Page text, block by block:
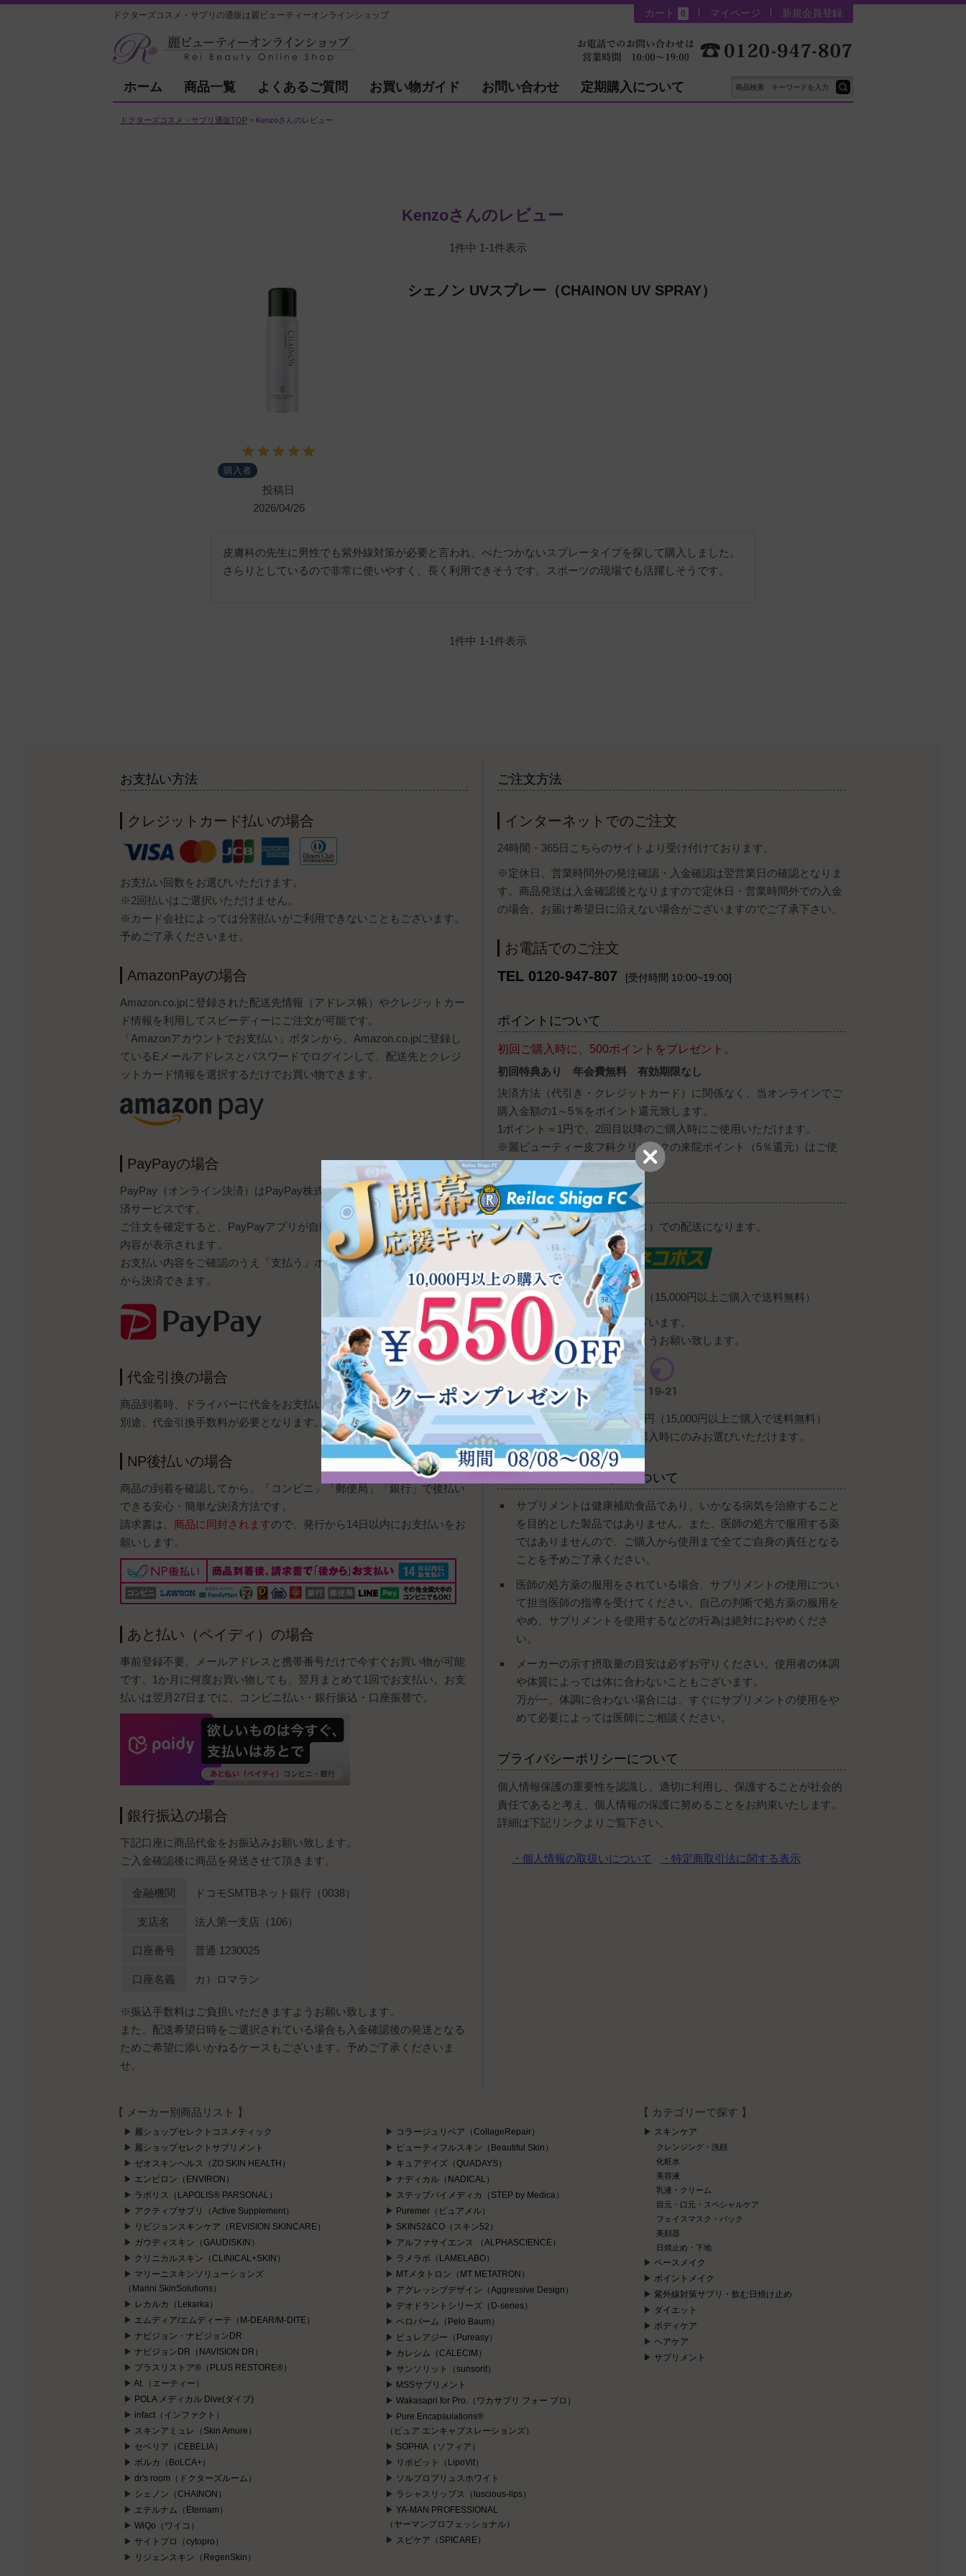
ドクターズコスメ・サプリの通販は麗ビューティーオンラインショップ カート 0 マイページ 新規会員登録
ホーム 商品一覧 よくあるご質問 お買い物ガイド お問い合わせ 定期購入について
ドクターズコスメ・サプリ通販TOP Kenzoさんのレビュー
Kenzoさんのレビュー
1件中 1-1件表示
シェノン UVスプレー（CHAINON UV SPRAY）
購入者
投稿日
2026/04/26
皮膚科の先生に男性でも紫外線対策が必要と言われ、べたつかないスプレータイプを探して購入しました。
さらりとしているので非常に使いやすく、長く利用できそうです。スポーツの現場でも活躍しそうです。
1件中 1-1件表示
お支払い方法
クレジットカード払いの場合
お支払い回数をお選びいただけます。
※2回払いはご選択いただけません。
※カード会社によっては分割払いがご利用できないこともございます。
予めご了承くださいませ。
AmazonPayの場合
Amazon.co.jpに登録された配送先情報（アドレス帳）やクレジットカー
ド情報を利用してスピーディーにご注文が可能です。
「Amazonアカウントでお支払い」ボタンから、Amazon.co.jpに登録し
ているEメールアドレスとパスワードでログインして、配送先とクレジ
ットカード情報を選択するだけでお買い物できます。
PayPayの場合
PayPay（オンライン決済）はPayPay株式会社が提供するオンライン決
済サービスです。
ご注文を確定すると、PayPayアプリが自動的に立ち上がり、お支払い
内容が表示されます。
お支払い内容をご確認のうえ「支払う」ボタンを押すと、PayPay残高
から決済できます。
代金引換の場合
商品到着時、ドライバーに代金をお支払い下さい。
別途、代金引換手数料が必要となります。
NP後払いの場合
商品の到着を確認してから、「コンビニ」「郵便局」「銀行」で後払い
できる安心・簡単な決済方法です。
請求書は、 商品に同封されますので、発行から14日以内にお支払いをお
願いします。
あと払い（ペイディ）の場合
事前登録不要、メールアドレスと携帯番号だけで今すぐお買い物が可能
です。1か月に何度お買い物しても、翌月まとめて1回でお支払い。お支
払いは翌月27日までに、コンビニ払い・銀行振込・口座振替で。
銀行振込の場合
下記口座に商品代金をお振込みお願い致します。
ご入金確認後に商品を発送させて頂きます。
金融機関 ドコモSMTBネット銀行（0038）
支店名 法人第一支店（106）
口座番号 普通 1230025
口座名義 カ）ロマラン
※振込手数料はご負担いただきますようお願い致します。
また、配送希望日時をご選択されている場合も入金確認後の発送となる
ためご希望に添いかねるケースもございます。予めご了承くださいま
せ。
ご注文方法
インターネットでのご注文
24時間・365日こちらのサイトより受け付けております。
※定休日、営業時間外の発注確認・入金確認は翌営業日の確認となりま
す。商品発送は入金確認後となりますので定休日・営業時間外での入金
の場合、お届け希望日に沿えない場合がございますのでご了承下さい。
お電話でのご注文
TEL 0120-947-807
[受付時間 10:00~19:00]
ポイントについて
初回ご購入時に、500ポイントをプレゼント。
初回特典あり 年会費無料 有効期限なし
決済方法（代引き・クレジットカード）に関係なく、当オンラインでご
購入金額の1～5％をポイント還元致します。
1ポイント＝1円で、2回目以降のご購入時にご使用いただけます。
※麗ビューティー皮フ科クリニックの来院ポイント（5％還元）はご使
用いただけません。
配送・送料について
ヤマト運輸（宅急便・ネコポス）での配送になります。
宅急便：送料は全国一律700円（15,000円以上ご購入で送料無料）
下記の時間帯指定が可能でございます。
ご購入の際にご指定頂きますようお願い致します。
ネコポス
：送料は全国一律380円（15,000円以上ご購入で送料無料）
※厚みが少ない一部商品のご購入時にのみお選びいただけます。
サプリメント等の使用について
サプリメントは健康補助食品であり、いかなる病気を治療すること
を目的とした製品ではありません。また、医師の処方で服用する薬
ではありませんので、ご購入から使用まで全てご自身の責任となる
ことを予めご了承ください。
医師の処方薬の服用をされている場合、サプリメントの使用につい
て担当医師の指導を受けてください。自己の判断で処方薬の服用を
やめ、サプリメントを使用するなどの行為は絶対におやめくださ
い。
メーカーの示す摂取量の目安は必ずお守りください。使用者の体調
や体質によっては体に合わないこともございます。
万が一、体調に合わない場合には、すぐにサプリメントの使用をや
めて必要によっては医師にご相談ください。
プライバシーポリシーについて
個人情報保護の重要性を認識し、適切に利用し、保護することが社会的
責任であると考え、個人情報の保護に努めることをお約束いたします。
詳細は下記リンクよりご覧下さい。
・個人情報の取扱いについて ・特定商取引法に関する表示
【 メーカー別商品リスト 】
麗ショップセレクトコスメティック
麗ショップセレクトサプリメント
ゼオスキンヘルス（ZO SKIN HEALTH）
エンビロン（ENVIRON）
ラポリス（LAPOLIS® PARSONAL）
アクティブサプリ（Active Supplement）
リビジョンスキンケア（REVISION SKINCARE）
ガウディスキン（GAUDISKIN）
クリニカルスキン（CLINICAL+SKIN）
マリーニスキンソリューションズ
（Marini SkinSolutions）
レカルカ（Lekarka）
エムディア/エムディーテ（M-DEAR/M-DITE）
ナビジョン・ナビジョンDR
ナビジョンDR（NAVISION DR）
プラスリストア®（PLUS RESTORE®）
At.（エーティー）
POLA メディカル Dive(ダイブ)
infact（インファクト）
スキンアミュレ（Skin Amure）
セベリア（CEBELIA）
ボルカ（BoLCA+）
dr's room（ドクターズルーム）
シェノン（CHAINON）
エテルナム（Eternam）
WiQo（ワイコ）
サイトプロ（cytopro）
リジェンスキン（RegenSkin）
コラージュリペア（CollageRepair）
ビューティフルスキン（Beautiful Skin）
キュアデイズ（QUADAYS）
ナディカル（NADICAL）
ステップバイメディカ（STEP by Medica）
Puremer（ピュアメル）
SKIN52&CO（スキン52）
アルファサイエンス （ALPHASCIENCE）
ラメラボ（LAMELABO）
MTメタトロン（MT METATRON）
アグレッシブデザイン（Aggressive Design）
デオドラントシリーズ（D-series）
ペロバーム（Pelo Baum）
ピュレアジー（Pureasy）
カレシム（CALECIM）
サンソリット（sunsorit）
MSSサプリメント
Wakasapri for Pro.（ワカサプリ フォー プロ）
Pure Encapsulations®
（ピュア エンキャプスレーションズ）
SOPHIA（ソフィア）
リポビット（LipoVit）
ソルプロプリュスホワイト
ラシャスリップス（luscious-lips）
YA-MAN PROFESSIONAL
（ヤーマンプロフェッショナル）
スピケア（SPICARE）
【 カテゴリーで探す 】
スキンケア
クレンジング・洗顔
化粧水
美容液
乳液・クリーム
目元・口元・スペシャルケア
フェイスマスク・パック
美顔器
日焼止め・下地
ベースメイク
ポイントメイク
紫外線対策サプリ・飲む日焼け止め
ダイエット
ボディケア
ヘアケア
サプリメント